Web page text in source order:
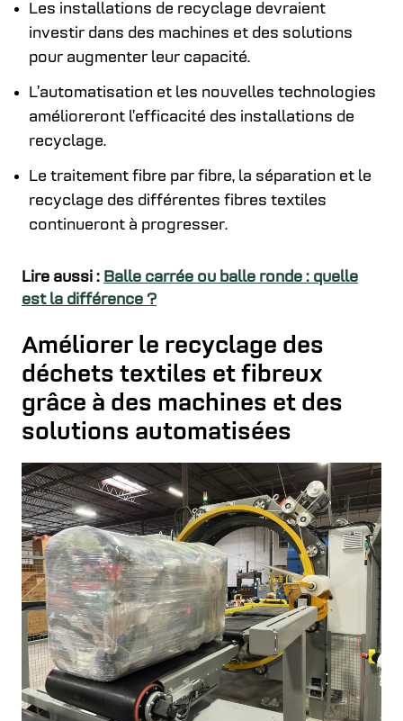
Les installations de recyclage devraient
investir dans des machines et des solutions
pour augmenter leur capacité.
L’automatisation et les nouvelles technologies
amélioreront l’efficacité des installations de
recyclage.
Le traitement fibre par fibre, la séparation et le
recyclage des différentes fibres textiles
continueront à progresser.
Lire aussi : Balle carrée ou balle ronde : quelle
est la différence ?
Améliorer le recyclage des
déchets textiles et fibreux
grâce à des machines et des
solutions automatisées